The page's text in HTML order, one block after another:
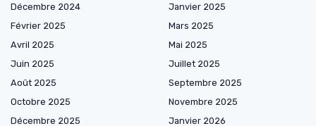
Décembre 2024
Janvier 2025
Février 2025
Mars 2025
Avril 2025
Mai 2025
Juin 2025
Juillet 2025
Août 2025
Septembre 2025
Octobre 2025
Novembre 2025
Décembre 2025
Janvier 2026